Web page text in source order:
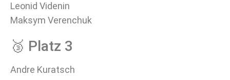
Leonid Videnin
Maksym Verenchuk
🥉 Platz 3
Andre Kuratsch